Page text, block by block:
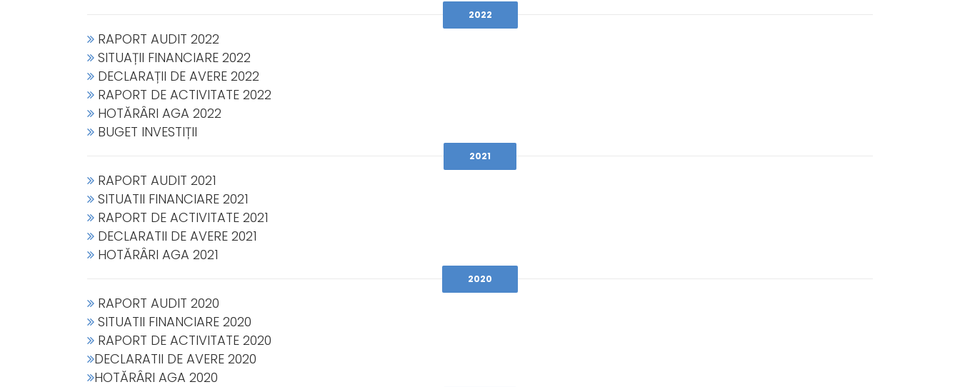
2022
RAPORT AUDIT 2022
SITUAȚII FINANCIARE 2022
DECLARAȚII DE AVERE 2022
RAPORT DE ACTIVITATE 2022
HOTĂRÂRI AGA 2022
BUGET INVESTIȚII
2021
RAPORT AUDIT 2021
SITUATII FINANCIARE 2021
RAPORT DE ACTIVITATE 2021
DECLARATII DE AVERE 2021
HOTĂRÂRI AGA 2021
2020
RAPORT AUDIT 2020
SITUATII FINANCIARE 2020
RAPORT DE ACTIVITATE 2020
DECLARATII DE AVERE 2020
HOTĂRÂRI AGA 2020